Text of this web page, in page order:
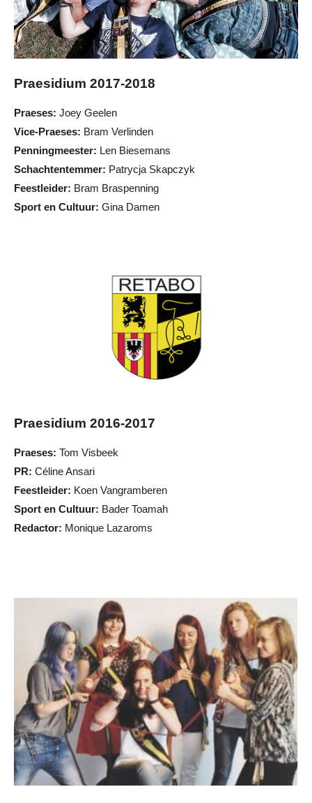
Praesidium 2017-2018
Praeses: Joey Geelen
Vice-Praeses: Bram Verlinden
Penningmeester: Len Biesemans
Schachtentemmer: Patrycja Skapczyk
Feestleider: Bram Braspenning
Sport en Cultuur: Gina Damen
Praesidium 2016-2017
Praeses: Tom Visbeek
PR: Céline Ansari
Feestleider: Koen Vangramberen
Sport en Cultuur: Bader Toamah
Redactor: Monique Lazaroms